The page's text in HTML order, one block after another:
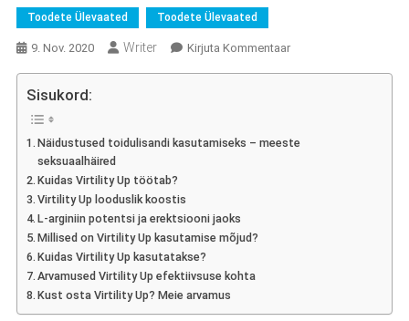
Toodete Ülevaated Toodete Ülevaated
9. Nov. 2020 Writer Kirjuta KommentaarOn
Sisukord:
Näidustused toidulisandi kasutamiseks – meeste
seksuaalhäired
Kuidas Virtility Up töötab?
Virtility Up looduslik koostis
L-arginiin potentsi ja erektsiooni jaoks
Millised on Virtility Up kasutamise mõjud?
Kuidas Virtility Up kasutatakse?
Arvamused Virtility Up efektiivsuse kohta
Kust osta Virtility Up? Meie arvamus